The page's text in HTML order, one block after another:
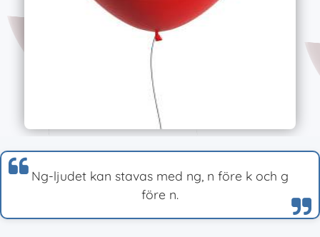
Ng-ljudet kan stavas med ng, n före k och g
före n.